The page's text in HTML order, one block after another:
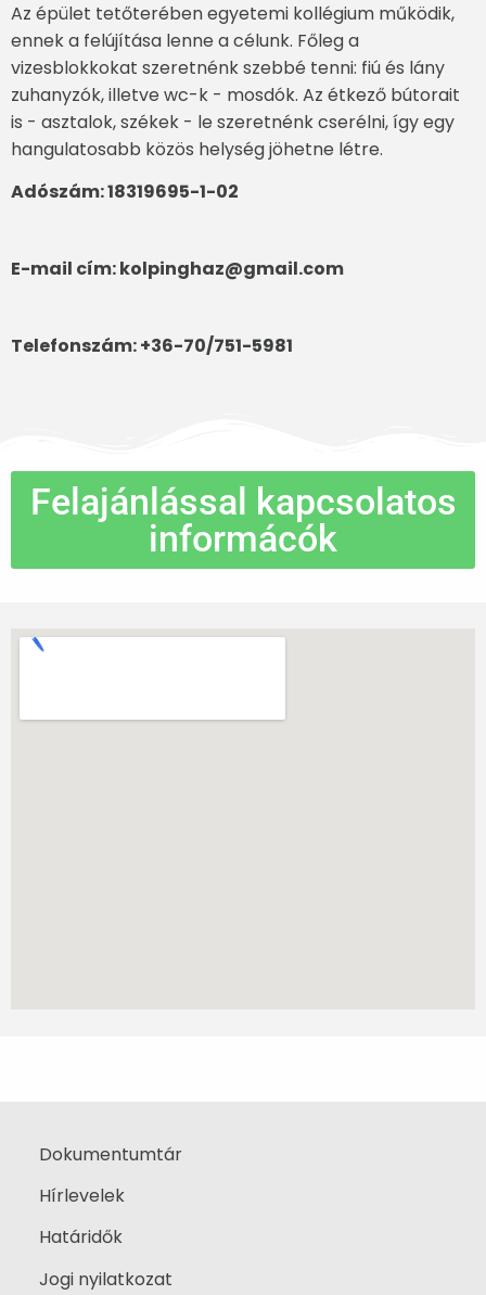
Az épület tetőterében egyetemi kollégium működik,
ennek a felújítása lenne a célunk. Főleg a
vizesblokkokat szeretnénk szebbé tenni: fiú és lány
zuhanyzók, illetve wc-k - mosdók. Az étkező bútorait
is - asztalok, székek - le szeretnénk cserélni, így egy
hangulatosabb közös helység jöhetne létre.
Adószám: 18319695-1-02
E-mail cím: kolpinghaz@gmail.com
Telefonszám: +36-70/751-5981
Felajánlással kapcsolatos
informácók
Dokumentumtár
Hírlevelek
Határidők
Jogi nyilatkozat